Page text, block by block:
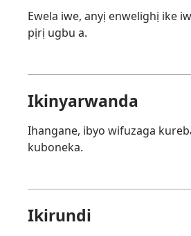
Ewela iwe, anyị enwelighị ike
pịrị ugbu a.
Ikinyarwanda
Ihangane, ibyo wifuzaga
kuboneka.
Ikirundi